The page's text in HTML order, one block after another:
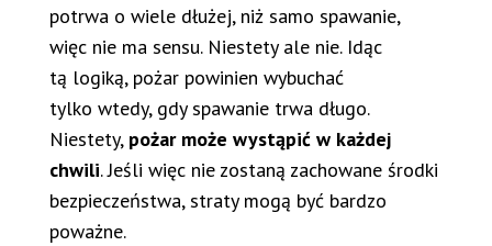
potrwa o wiele dłużej, niż samo spawanie,
więc nie ma sensu. Niestety ale nie. Idąc
tą logiką, pożar powinien wybuchać
tylko wtedy, gdy spawanie trwa długo.
Niestety, pożar może wystąpić w każdej
chwili. Jeśli więc nie zostaną zachowane środki
bezpieczeństwa, straty mogą być bardzo
poważne.